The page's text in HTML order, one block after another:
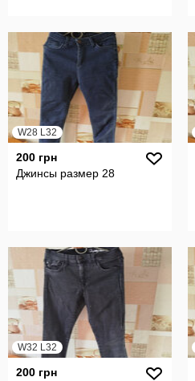
W28 L32
200 грн
Джинсы размер 28
W32 L32
200 грн